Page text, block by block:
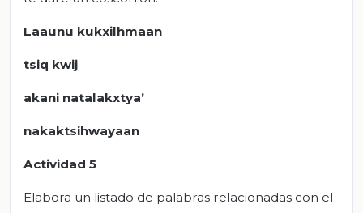
Laaunu kukxilhmaan
tsiq kwij
akani natalakxtya’
nakaktsihwayaan
Actividad 5
Elabora un listado de palabras relacionadas con el